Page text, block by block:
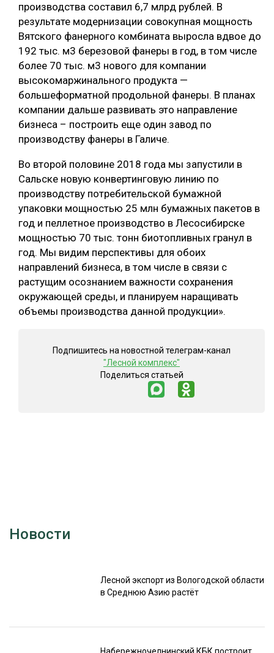
производства составил 6,7 млрд рублей. В
результате модернизации совокупная мощность
Вятского фанерного комбината выросла вдвое до
192 тыс. м3 березовой фанеры в год, в том числе
более 70 тыс. м3 нового для компании
высокомаржинального продукта —
большеформатной продольной фанеры. В планах
компании дальше развивать это направление
бизнеса – построить еще один завод по
производству фанеры в Галиче.
Во второй половине 2018 года мы запустили в
Сальске новую конвертинговую линию по
производству потребительской бумажной
упаковки мощностью 25 млн бумажных пакетов в
год и пеллетное производство в Лесосибирске
мощностью 70 тыс. тонн биотопливных гранул в
год. Мы видим перспективы для обоих
направлений бизнеса, в том числе в cвязи с
растущим осознанием важности сохранения
окружающей среды, и планируем наращивать
объемы производства данной продукции».
Подпишитесь на новостной телеграм-канал
"Лесной комплекс"
Поделиться статьей
Новости
Лесной экспорт из Вологодской области
в Среднюю Азию растёт